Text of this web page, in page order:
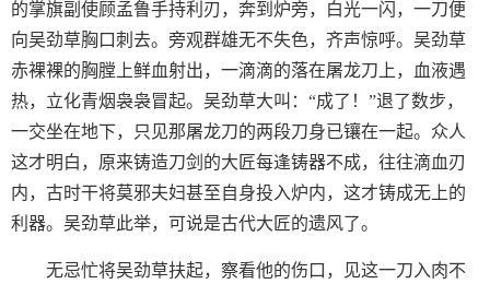
的掌旗副使顾孟鲁手持利刃，奔到炉旁，白光一闪，一刀便
向吴劲草胸口刺去。旁观群雄无不失色，齐声惊呼。吴劲草
赤裸裸的胸膛上鲜血射出，一滴滴的落在屠龙刀上，血液遇
热，立化青烟袅袅冒起。吴劲草大叫：“成了！”退了数步，
一交坐在地下，只见那屠龙刀的两段刀身已镶在一起。众人
这才明白，原来铸造刀剑的大匠每逢铸器不成，往往滴血刃
内，古时干将莫邪夫妇甚至自身投入炉内，这才铸成无上的
利器。吴劲草此举，可说是古代大匠的遗风了。
无忌忙将吴劲草扶起，察看他的伤口，见这一刀入肉不